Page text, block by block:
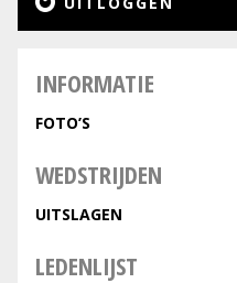
INFORMATIE
FOTO’S
WEDSTRIJDEN
UITSLAGEN
LEDENLIJST